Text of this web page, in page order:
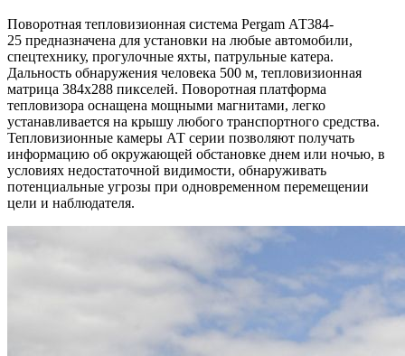
Поворотная тепловизионная система Pergam АТ384-
25 предназначена для установки на любые автомобили,
спецтехнику, прогулочные яхты, патрульные катера.
Дальность обнаружения человека 500 м, тепловизионная
матрица 384х288 пикселей. Поворотная платформа
тепловизора оснащена мощными магнитами, легко
устанавливается на крышу любого транспортного средства.
Тепловизионные камеры АТ серии позволяют получать
информацию об окружающей обстановке днем или ночью, в
условиях недостаточной видимости, обнаруживать
потенциальные угрозы при одновременном перемещении
цели и наблюдателя.